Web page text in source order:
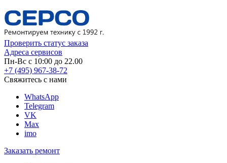
Проверить статус заказа
Адреса сервисов
Пн-Вс с 10:00 до 22.00
+7 (495) 967-38-72
Свяжитесь с нами
WhatsApp
Telegram
VK
Max
imo
Заказать ремонт